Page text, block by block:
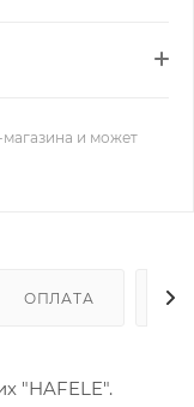
магазина и может
ОПЛАТА
"HAFELE".